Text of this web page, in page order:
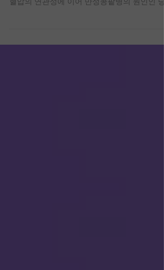
및 고혈압에 대해 소개해드리겠습니다. CSDP